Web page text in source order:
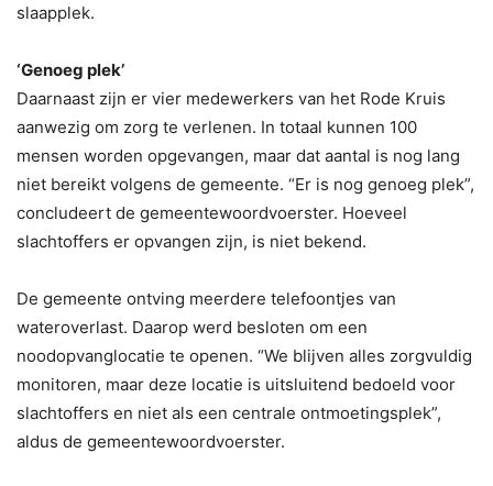
slaapplek.
‘Genoeg plek’
Daarnaast zijn er vier medewerkers van het Rode Kruis
aanwezig om zorg te verlenen. In totaal kunnen 100
mensen worden opgevangen, maar dat aantal is nog lang
niet bereikt volgens de gemeente. “Er is nog genoeg plek”,
concludeert de gemeentewoordvoerster. Hoeveel
slachtoffers er opvangen zijn, is niet bekend.
De gemeente ontving meerdere telefoontjes van
wateroverlast. Daarop werd besloten om een
noodopvanglocatie te openen. “We blijven alles zorgvuldig
monitoren, maar deze locatie is uitsluitend bedoeld voor
slachtoffers en niet als een centrale ontmoetingsplek”,
aldus de gemeentewoordvoerster.